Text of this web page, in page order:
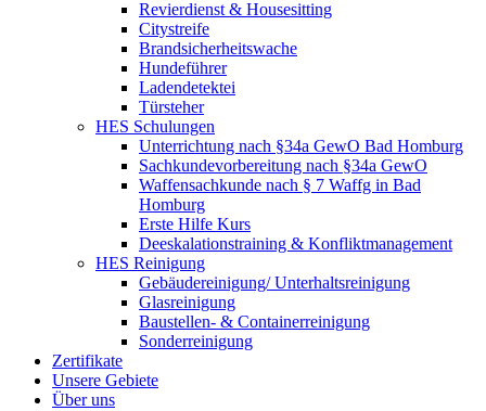
Revierdienst & Housesitting
Citystreife
Brandsicherheitswache
Hundeführer
Ladendetektei
Türsteher
HES Schulungen
Unterrichtung nach §34a GewO Bad Homburg
Sachkundevorbereitung nach §34a GewO
Waffensachkunde nach § 7 Waffg in Bad
Homburg
Erste Hilfe Kurs
Deeskalationstraining & Konfliktmanagement
HES Reinigung
Gebäudereinigung/ Unterhaltsreinigung
Glasreinigung
Baustellen- & Containerreinigung
Sonderreinigung
Zertifikate
Unsere Gebiete
Über uns